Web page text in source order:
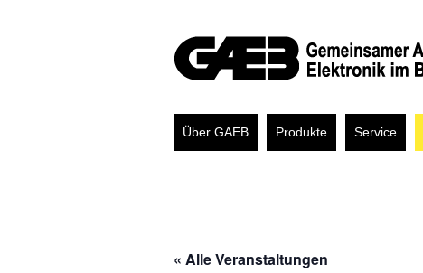
Über GAEB Produkte Service
« Alle Veranstaltungen